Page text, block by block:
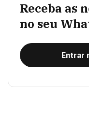
Receba as
no seu
Entrar